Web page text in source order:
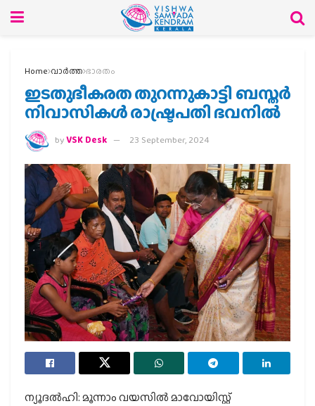
Home വാര്‍ത്ത ഭാരതം
ഇടതുഭീകരത തുറന്നുകാട്ടി ബസ്തര്‍
നിവാസികള്‍ രാഷ്ട്രപതി ഭവനില്‍
byVSK Desk 23 September, 2024
ന്യൂദല്‍ഹി: മൂന്നാം വയസില്‍ മാവോയിസ്റ്റ്